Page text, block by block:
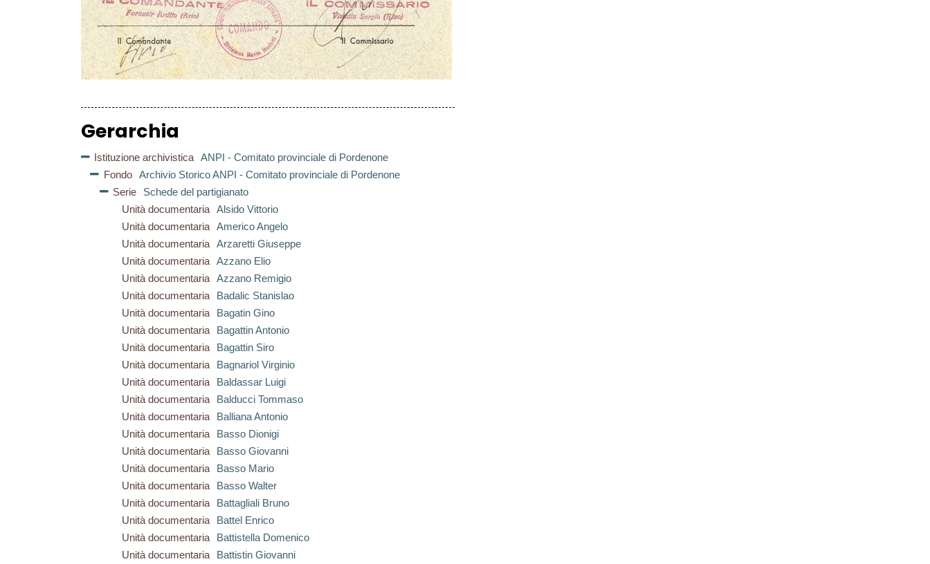
Gerarchia
Istituzione archivistica
ANPI - Comitato provinciale di Pordenone
Fondo
Archivio Storico ANPI - Comitato provinciale di Pordenone
Serie
Schede del partigianato
Unità documentaria
Alsido Vittorio
Unità documentaria
Americo Angelo
Unità documentaria
Arzaretti Giuseppe
Unità documentaria
Azzano Elio
Unità documentaria
Azzano Remigio
Unità documentaria
Badalic Stanislao
Unità documentaria
Bagatin Gino
Unità documentaria
Bagattin Antonio
Unità documentaria
Bagattin Siro
Unità documentaria
Bagnariol Virginio
Unità documentaria
Baldassar Luigi
Unità documentaria
Balducci Tommaso
Unità documentaria
Balliana Antonio
Unità documentaria
Basso Dionigi
Unità documentaria
Basso Giovanni
Unità documentaria
Basso Mario
Unità documentaria
Basso Walter
Unità documentaria
Battagliali Bruno
Unità documentaria
Battel Enrico
Unità documentaria
Battistella Domenico
Unità documentaria
Battistin Giovanni